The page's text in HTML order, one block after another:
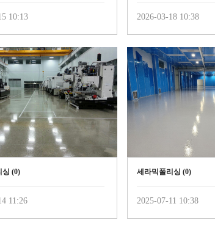
10:13 2026-03-18 10:38
싱 (0)
11:26
세라믹폴리싱 (0)
2025-07-11 10:38